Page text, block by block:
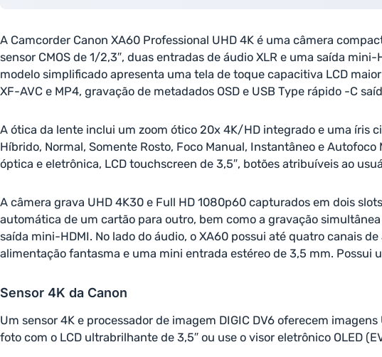
A Camcorder Canon XA60 Professional UHD 4K é uma câmera
sensor CMOS de 1/2,3″, duas entradas de áudio XLR e uma saída
modelo simplificado apresenta uma tela de toque capacitiva LCD
XF-AVC e MP4, gravação de metadados OSD e USB Type rápido -C
A ótica da lente inclui um zoom ótico 20x 4K/HD integrado e uma íris
Híbrido, Normal, Somente Rosto, Foco Manual, Instantâneo e
óptica e eletrônica, LCD touchscreen de 3,5″, botões atribuíveis ao
A câmera grava UHD 4K30 e Full HD 1080p60 capturados em dois
automática de um cartão para outro, bem como a gravação
saída mini-HDMI. No lado do áudio, o XA60 possui até quatro canais
alimentação fantasma e uma mini entrada estéreo de 3,5 mm.
Sensor 4K da Canon
Um sensor 4K e processador de imagem DIGIC DV6 oferecem
foto com o LCD ultrabrilhante de 3,5″ ou use o visor eletrônico OLED